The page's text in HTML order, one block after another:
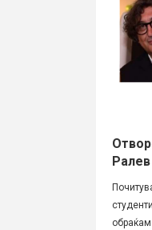
обраќам